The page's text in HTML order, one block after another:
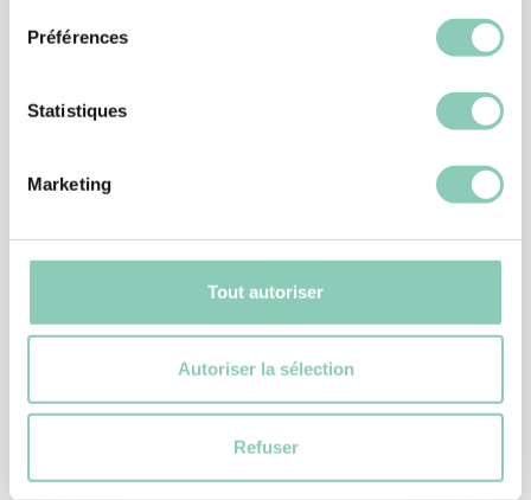
Préférences
Statistiques
Marketing
Tout autoriser
Autoriser la sélection
Refuser
CHAUSSURE JARDIN
45,90 €
Produits similaires